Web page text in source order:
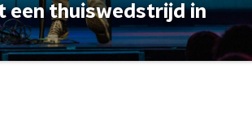
een thuiswedstrijd in